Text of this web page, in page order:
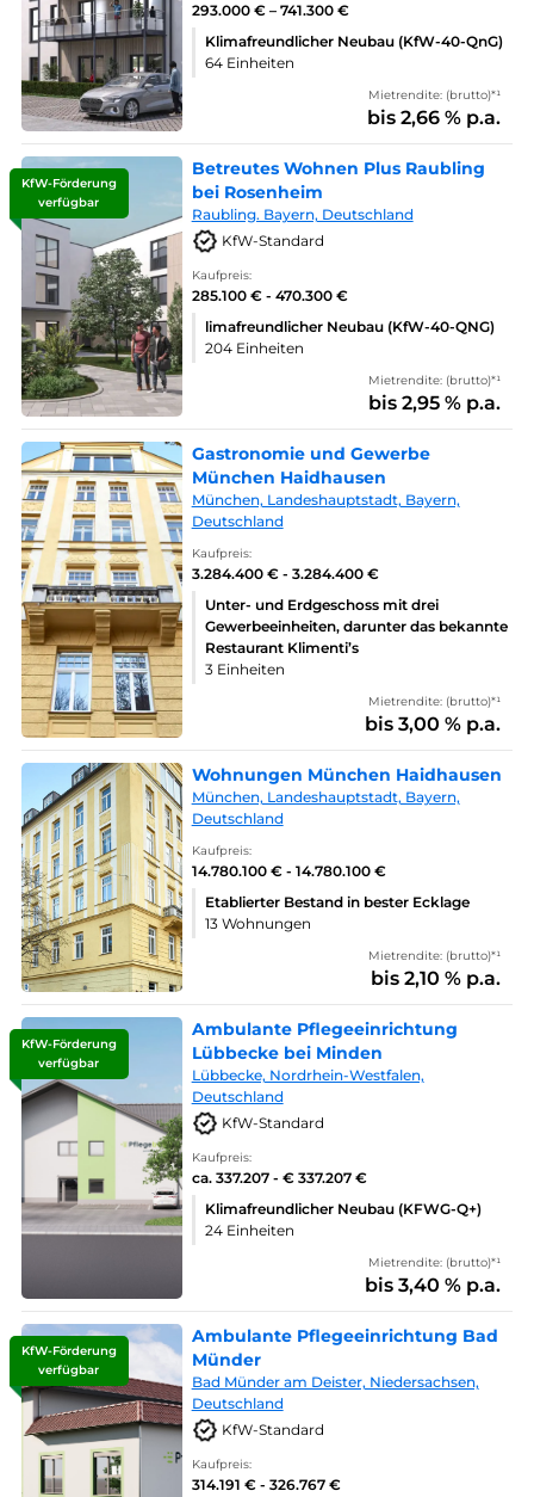
293.000 € – 741.300 €
Klimafreundlicher Neubau (KfW-40-QnG)
64 Einheiten
Mietrendite: (brutto)*¹
bis 2,66 % p.a.
KfW-Förderung
verfügbar
Betreutes Wohnen Plus Raubling
bei Rosenheim
Raubling. Bayern, Deutschland
KfW-Standard
Kaufpreis:
285.100 € - 470.300 €
limafreundlicher Neubau (KfW-40-QNG)
204 Einheiten
Mietrendite: (brutto)*¹
bis 2,95 % p.a.
Gastronomie und Gewerbe
München Haidhausen
München, Landeshauptstadt, Bayern,
Deutschland
Kaufpreis:
3.284.400 € - 3.284.400 €
Unter- und Erdgeschoss mit drei
Gewerbeeinheiten, darunter das bekannte
Restaurant Klimenti’s
3 Einheiten
Mietrendite: (brutto)*¹
bis 3,00 % p.a.
Wohnungen München Haidhausen
München, Landeshauptstadt, Bayern,
Deutschland
Kaufpreis:
14.780.100 € - 14.780.100 €
Etablierter Bestand in bester Ecklage
13 Wohnungen
Mietrendite: (brutto)*¹
bis 2,10 % p.a.
KfW-Förderung
verfügbar
Ambulante Pflegeeinrichtung
Lübbecke bei Minden
Lübbecke, Nordrhein-Westfalen,
Deutschland
KfW-Standard
Kaufpreis:
ca. 337.207 - € 337.207 €
Klimafreundlicher Neubau (KFWG-Q+)
24 Einheiten
Mietrendite: (brutto)*¹
bis 3,40 % p.a.
KfW-Förderung
verfügbar
Ambulante Pflegeeinrichtung Bad
Münder
Bad Münder am Deister, Niedersachsen,
Deutschland
KfW-Standard
Kaufpreis:
314.191 € - 326.767 €